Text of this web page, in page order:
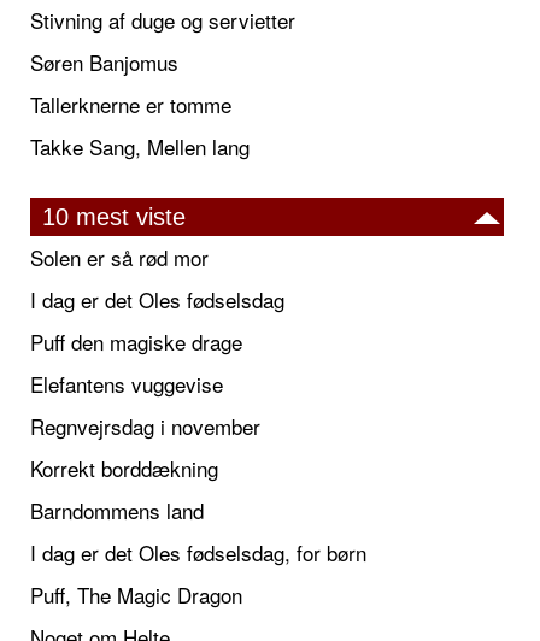
Stivning af duge og servietter
Søren Banjomus
Tallerknerne er tomme
Takke Sang, Mellen lang
10 mest viste
Solen er så rød mor
I dag er det Oles fødselsdag
Puff den magiske drage
Elefantens vuggevise
Regnvejrsdag i november
Korrekt borddækning
Barndommens land
I dag er det Oles fødselsdag, for børn
Puff, The Magic Dragon